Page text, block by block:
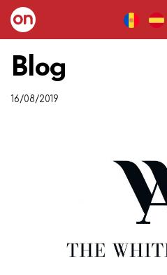
Blog
16/08/2019